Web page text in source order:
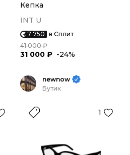
Кепка
INT U
7 750 в Сплит
41 000 ₽
31 000 ₽ -24%
newnow
Бутик
1